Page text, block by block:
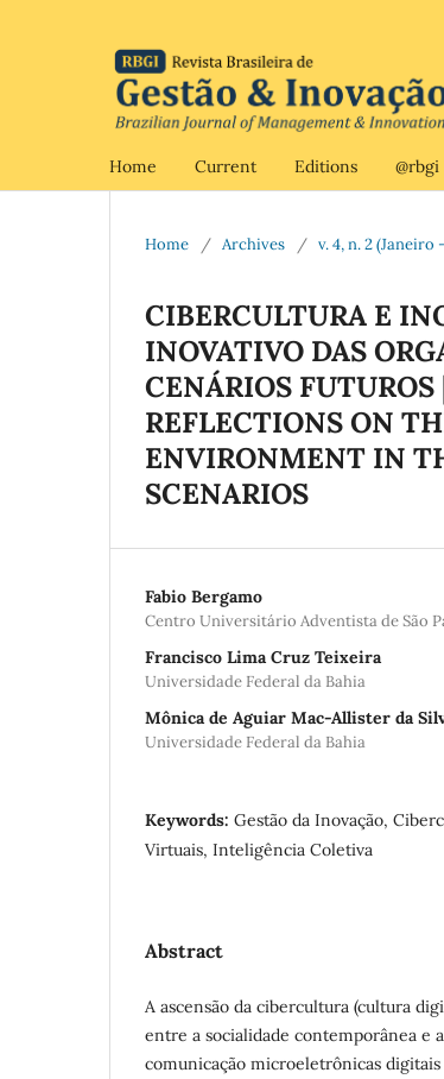
Home Current Editions @rbgi
Home / Archives / v. 4, n. 2 (Janeiro
CIBERCULTURA E
INOVATIVO DAS
CENÁRIOS
REFLECTIONS ON
ENVIRONMENT IN
SCENARIOS
Fabio Bergamo
Centro Universitário Adventista de São
Francisco Lima Cruz Teixeira
Universidade Federal da Bahia
Mônica de Aguiar Mac-Allister da
Universidade Federal da Bahia
Keywords: Gestão da Inovação,
Virtuais, Inteligência Coletiva
Abstract
A ascensão da cibercultura (cultura
entre a socialidade contemporânea e
comunicação microeletrônicas digitais